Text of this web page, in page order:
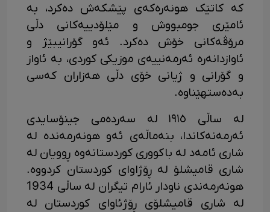
کە کاتێک هونەرەکەی پێشکەش دەکرد، بە
ئامێری جومبووش و مێلۆدییەکانی دڵی
مرۆڤەکانی خۆش دەکرد. ئەو گۆرانیبێژ و
ئاوازدانەرە ئەرمەنییەی موزیکی کوردی، بە ئاواز
و گۆرانی و ژیانی خۆی دڵی هەزاران کەسی
بەدەستهێناوە.
لە ساڵی ١٩١٥ لە سەردەمی جینۆسایدی
ئەرمەنەکاندا، بنەماڵەی ئەو هونەرمەندە لە
شاری ئامەد لە باکووری کوردستانەوە ڕوویان لە
شاری قامیشلۆ لە ڕۆژاوای کوردستان کردووە.
هونەرمەندی ناودار ئارام تیگران لە ساڵی 1934
لە شاری قامیشلۆی ڕۆژئاوای کوردستان لە